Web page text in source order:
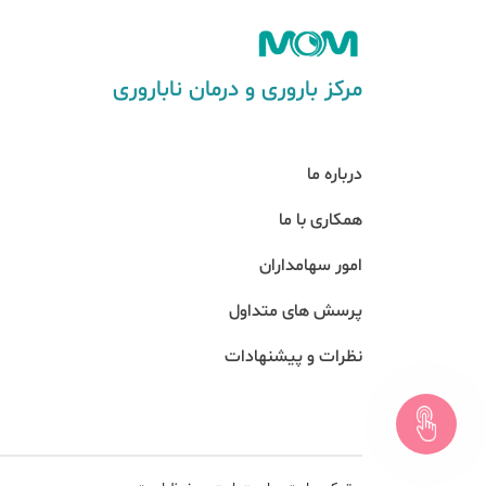
مرکز باروری و درمان ناباروری
درباره ما
همکاری با ما
امور سهامداران
پرسش های متداول
نظرات و پیشنهادات